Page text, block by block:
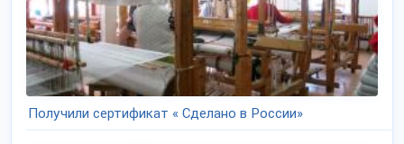
Получили сертификат « Сделано в России»